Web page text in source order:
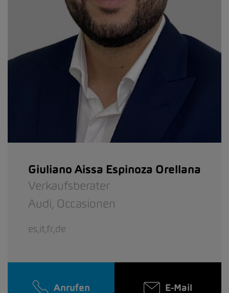
Giuliano Aissa Espinoza Orellana
Verkaufsberater
Audi, Occasionen
es,it,fr,de
Anrufen E-Mail